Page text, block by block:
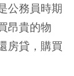
公務員時期
昂貴的物
房貸，購買